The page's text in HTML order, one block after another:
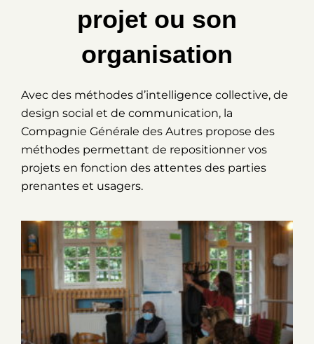
projet ou son
organisation
Avec des méthodes d’intelligence collective, de
design social et de communication, la
Compagnie Générale des Autres propose des
méthodes permettant de repositionner vos
projets en fonction des attentes des parties
prenantes et usagers.